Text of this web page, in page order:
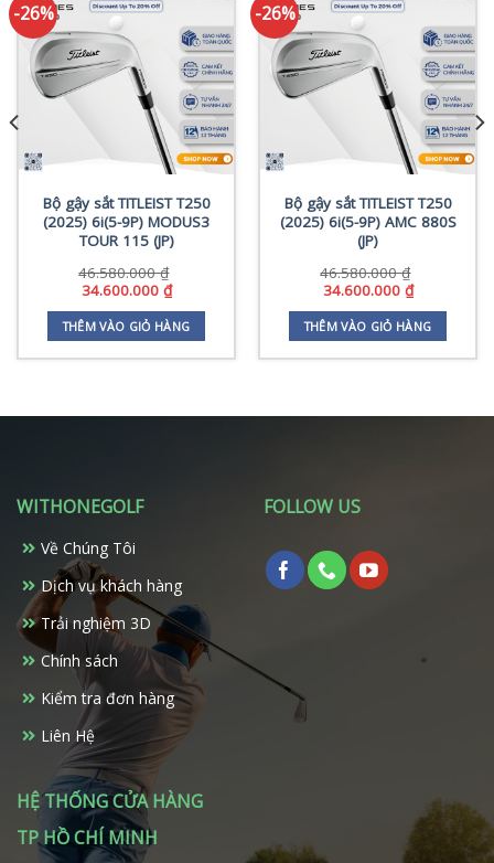
-26%
Bộ gậy sắt TITLEIST T250
(2025) 6i(5-9P) MODUS3
TOUR 115 (JP)
46.580.000₫
Giá
gốc
là:
46.580.000 ₫.
34.600.000 ₫Giá
hiện
tại
là:
34.600.000 ₫.
THÊM VÀO GIỎ HÀNG
-26%
Bộ gậy sắt TITLEIST T250
(2025) 6i(5-9P) AMC 880S
(JP)
46.580.000₫
Giá
gốc
là:
46.580.000 ₫.
34.600.000 ₫Giá
hiện
tại
là:
34.600.000
THÊM VÀO GIỎ HÀNG
WITHONEGOLF
Về Chúng Tôi
Dịch vụ khách hàng
Trải nghiệm 3D
Chính sách
Kiểm tra đơn hàng
Liên Hệ
FOLLOW US
HỆ THỐNG CỬA HÀNG
TP HỒ CHÍ MINH